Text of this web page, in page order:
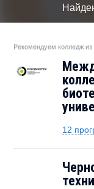
Рекомендуем колледж из
12